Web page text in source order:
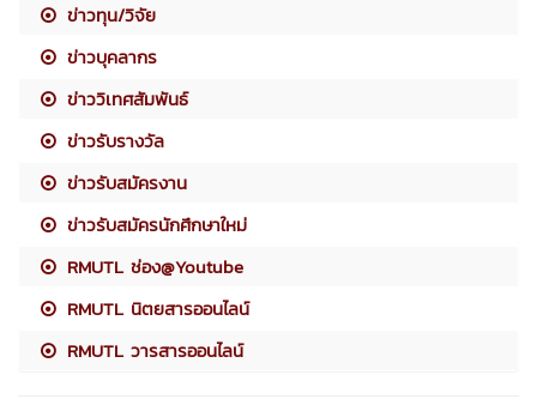
ข่าวทุน/วิจัย
ข่าวบุคลากร
ข่าววิเทศสัมพันธ์
ข่าวรับรางวัล
ข่าวรับสมัครงาน
ข่าวรับสมัครนักศึกษาใหม่
RMUTL ช่อง@Youtube
RMUTL นิตยสารออนไลน์
RMUTL วารสารออนไลน์